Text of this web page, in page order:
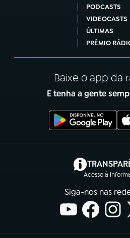
PODCASTS
VIDEOCASTS
ÚLTIMAS
PRÊMIO
Baixe o app da
E tenha a gente
Acesso à
Siga-nos nas